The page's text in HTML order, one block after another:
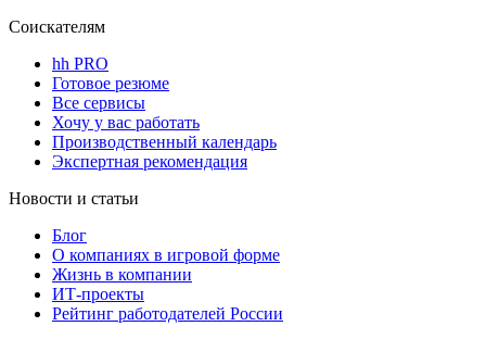
Соискателям
hh PRO
Готовое резюме
Все сервисы
Хочу у вас работать
Производственный календарь
Экспертная рекомендация
Новости и статьи
Блог
О компаниях в игровой форме
Жизнь в компании
ИТ-проекты
Рейтинг работодателей России